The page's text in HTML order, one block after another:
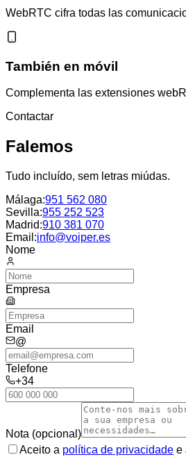
WebRTC cifra todas las
También en móvil
Complementa las extensiones
Contactar
Falemos
Tudo incluído, sem letras miúdas.
Málaga:951 562 080
Sevilla:955 252 523
Madrid:910 381 070
Email:info@voiper.es
Nome
Empresa
Email
@
Telefone
+34
Nota (opcional)
Aceito a política de privacidade e